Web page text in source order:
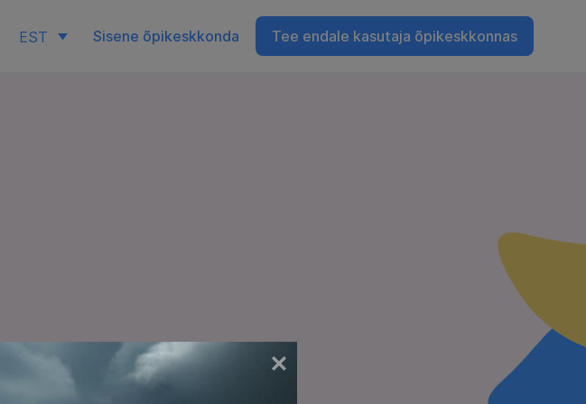
EST Sisene õpikeskkonda Tee endale kasutaja õpikeskkonnas